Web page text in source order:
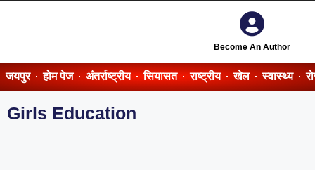
Become An Author
जयपुर होम पेज अंतर्राष्ट्रीय सियासत राष्ट्रीय खेल स्वास्थ्य
Girls Education